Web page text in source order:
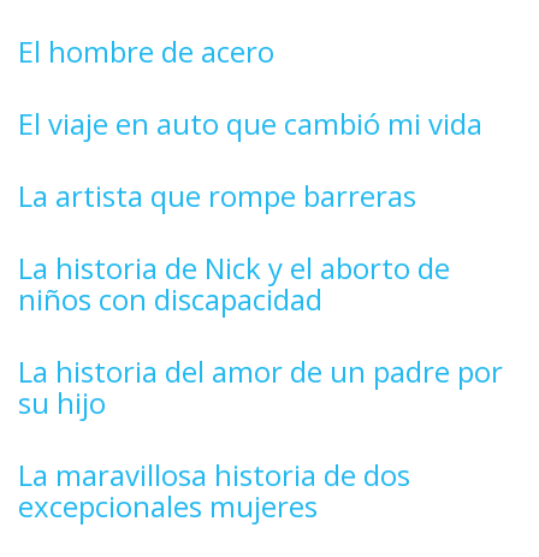
El hombre de acero
El viaje en auto que cambió mi vida
La artista que rompe barreras
La historia de Nick y el aborto de
niños con discapacidad
La historia del amor de un padre por
su hijo
La maravillosa historia de dos
excepcionales mujeres